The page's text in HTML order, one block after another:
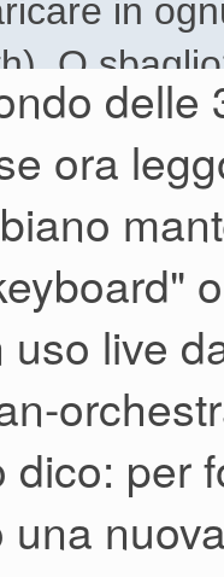
in
O
hanno
Per
hanno
al loro
ora
live
dico: per